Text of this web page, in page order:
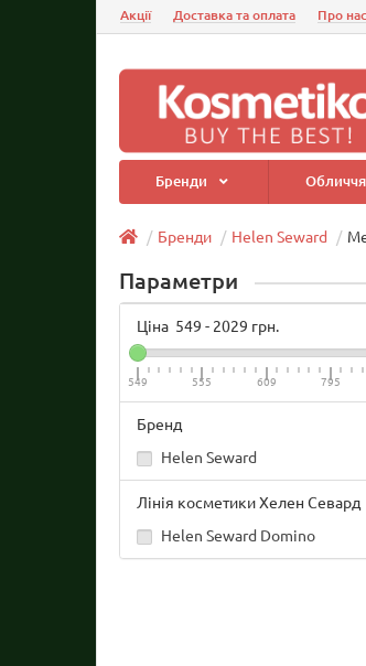
Акції Доставка та оплата Про нас
Бренди Обличчя
Бренди Helen Seward
Параметри
Ціна 549 - 2029 грн.
549 555 609 795
Бренд
Helen Seward
Лінія косметики Хелен Севард
Helen Seward Domino